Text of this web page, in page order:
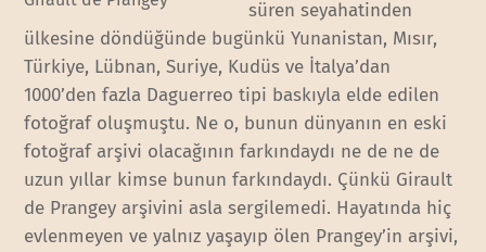
süren seyahatinden
ülkesine döndüğünde bugünkü Yunanistan, Mısır,
Türkiye, Lübnan, Suriye, Kudüs ve İtalya’dan
1000’den fazla Daguerreo tipi baskıyla elde edilen
fotoğraf oluşmuştu. Ne o, bunun dünyanın en eski
fotoğraf arşivi olacağının farkındaydı ne de ne de
uzun yıllar kimse bunun farkındaydı. Çünkü Girault
de Prangey arşivini asla sergilemedi. Hayatında hiç
evlenmeyen ve yalnız yaşayıp ölen Prangey’in arşivi,